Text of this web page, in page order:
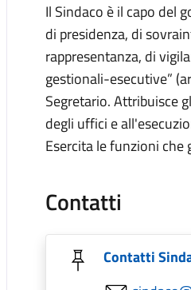
Il Sindaco è il capo del
di presidenza, di
rappresentanza, di
gestionali-esecutive”
Segretario. Attribuisce
degli uffici e
Esercita le funzioni
Contatti
Contatti